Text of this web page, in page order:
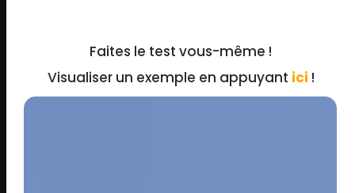
Faites le test vous-même !
Visualiser un exemple en appuyant ici !